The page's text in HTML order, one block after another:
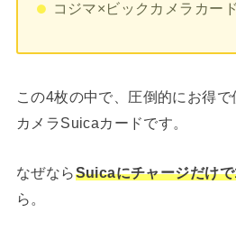
コジマ×ビックカメラカード
この4枚の中で、圧倒的にお得
カメラSuicaカードです。
なぜならSuicaにチャージだけ
ら。